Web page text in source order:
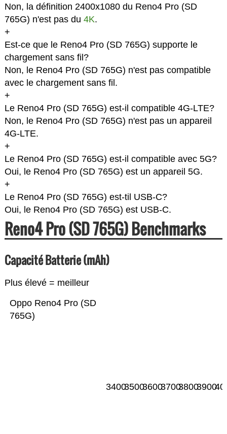
Non, la définition 2400x1080 du Reno4 Pro (SD
765G) n'est pas du 4K.
+
Est-ce que le Reno4 Pro (SD 765G) supporte le
chargement sans fil?
Non, le Reno4 Pro (SD 765G) n'est pas compatible
avec le chargement sans fil.
+
Le Reno4 Pro (SD 765G) est-il compatible 4G-LTE?
Non, le Reno4 Pro (SD 765G) n'est pas un appareil
4G-LTE.
+
Le Reno4 Pro (SD 765G) est-il compatible avec 5G?
Oui, le Reno4 Pro (SD 765G) est un appareil 5G.
+
Le Reno4 Pro (SD 765G) est-til USB-C?
Oui, le Reno4 Pro (SD 765G) est USB-C.
Reno4 Pro (SD 765G) Benchmarks
Capacité Batterie (mAh)
Plus élevé = meilleur
Oppo Reno4 Pro (SD
765G)
340035003600370038003900